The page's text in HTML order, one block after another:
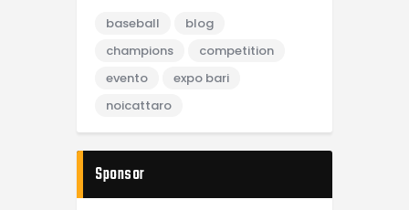
baseball
blog
champions
competition
evento
expo bari
noicattaro
Sponsor